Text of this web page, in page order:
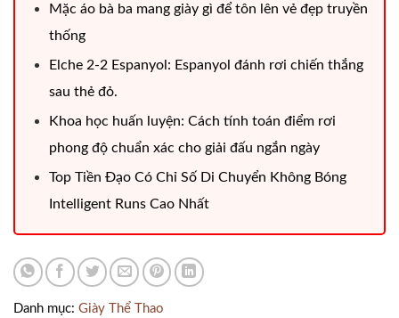
Mặc áo bà ba mang giày gì để tôn lên vẻ đẹp truyền
thống
Elche 2-2 Espanyol: Espanyol đánh rơi chiến thắng
sau thẻ đỏ.
Khoa học huấn luyện: Cách tính toán điểm rơi
phong độ chuẩn xác cho giải đấu ngắn ngày
Top Tiền Đạo Có Chỉ Số Di Chuyển Không Bóng
Intelligent Runs Cao Nhất
Danh mục: Giày Thể Thao